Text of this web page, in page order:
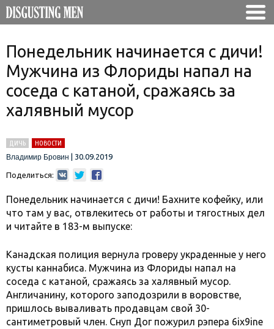
Понедельник начинается с дичи!
Мужчина из Флориды напал на
соседа с катаной, сражаясь за
халявный мусор
ДИЧЬ
НОВОСТИ
Владимир Бровин
30.09.2019
Поделиться:
Понедельник начинается с дичи! Бахните кофейку, или
что там у вас, отвлекитесь от работы и тягостных дел
и читайте в 183-м выпуске:
Канадская полиция вернула гроверу украденные у него
кусты каннабиса. Мужчина из Флориды напал на
соседа с катаной, сражаясь за халявный мусор.
Англичанину, которого заподозрили в воровстве,
пришлось вываливать продавцам свой 30-
сантиметровый член. Снуп Дог пожурил рэпера 6ix9ine